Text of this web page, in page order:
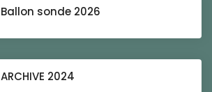
Ballon sonde 2026
ARCHIVE 2024